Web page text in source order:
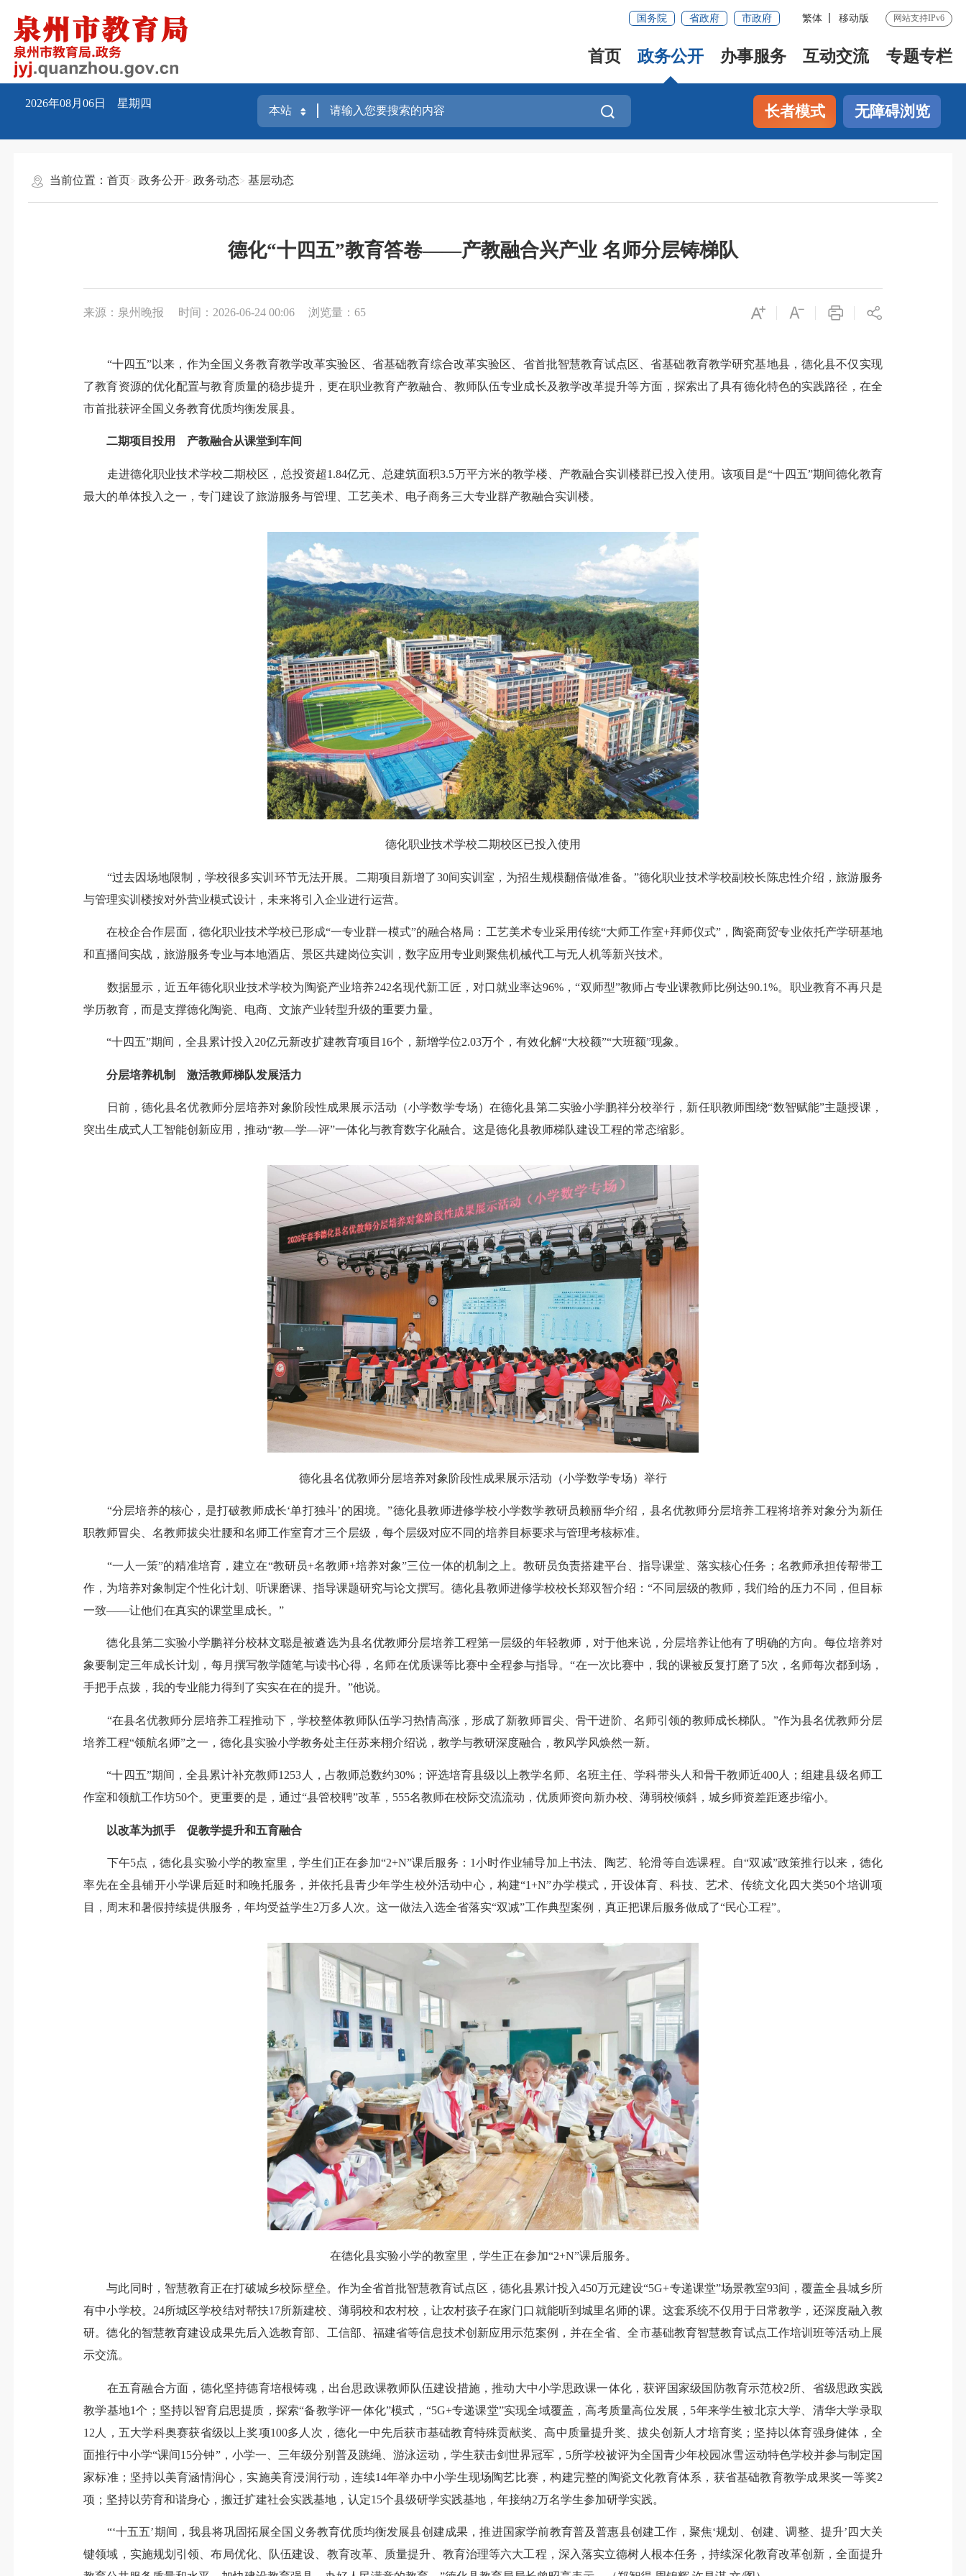
国务院 省政府 市政府 繁体 移动版 网站支持IPv6
首页 政务公开 办事服务 互动交流 专题专栏
2026年08月06日 星期四 长者模式 无障碍浏览
当前位置：首页 政务公开 政务动态 基层动态
德化“十四五”教育答卷——产教融合兴产业 名师分层铸梯队
来源：泉州晚报 时间：2026-06-24 00:06 浏览量： 65
“十四五”以来，作为全国义务教育教学改革实验区、省基础教育综合改革实验区、省首批智慧教育试点区、省基础教育教学研究基地县，德化县不仅实现
了教育资源的优化配置与教育质量的稳步提升，更在职业教育产教融合、教师队伍专业成长及教学改革提升等方面，探索出了具有德化特色的实践路径，在全
市首批获评全国义务教育优质均衡发展县。
二期项目投用 产教融合从课堂到车间
走进德化职业技术学校二期校区，总投资超1.84亿元、总建筑面积3.5万平方米的教学楼、产教融合实训楼群已投入使用。该项目是“十四五”期间德化教育
最大的单体投入之一，专门建设了旅游服务与管理、工艺美术、电子商务三大专业群产教融合实训楼。
德化职业技术学校二期校区已投入使用
“过去因场地限制，学校很多实训环节无法开展。二期项目新增了30间实训室，为招生规模翻倍做准备。”德化职业技术学校副校长陈忠性介绍，旅游服务
与管理实训楼按对外营业模式设计，未来将引入企业进行运营。
在校企合作层面，德化职业技术学校已形成“一专业群一模式”的融合格局：工艺美术专业采用传统“大师工作室+拜师仪式”，陶瓷商贸专业依托产学研基地
和直播间实战，旅游服务专业与本地酒店、景区共建岗位实训，数字应用专业则聚焦机械代工与无人机等新兴技术。
数据显示，近五年德化职业技术学校为陶瓷产业培养242名现代新工匠，对口就业率达96%，“双师型”教师占专业课教师比例达90.1%。职业教育不再只是
学历教育，而是支撑德化陶瓷、电商、文旅产业转型升级的重要力量。
“十四五”期间，全县累计投入20亿元新改扩建教育项目16个，新增学位2.03万个，有效化解“大校额”“大班额”现象。
分层培养机制 激活教师梯队发展活力
日前，德化县名优教师分层培养对象阶段性成果展示活动（小学数学专场）在德化县第二实验小学鹏祥分校举行，新任职教师围绕“数智赋能”主题授课，
突出生成式人工智能创新应用，推动“教—学—评”一体化与教育数字化融合。这是德化县教师梯队建设工程的常态缩影。
德化县名优教师分层培养对象阶段性成果展示活动（小学数学专场）举行
“分层培养的核心，是打破教师成长‘单打独斗’的困境。”德化县教师进修学校小学数学教研员赖丽华介绍，县名优教师分层培养工程将培养对象分为新任
职教师冒尖、名教师拔尖壮腰和名师工作室育才三个层级，每个层级对应不同的培养目标要求与管理考核标准。
“一人一策”的精准培育，建立在“教研员+名教师+培养对象”三位一体的机制之上。教研员负责搭建平台、指导课堂、落实核心任务；名教师承担传帮带工
作，为培养对象制定个性化计划、听课磨课、指导课题研究与论文撰写。德化县教师进修学校校长郑双智介绍：“不同层级的教师，我们给的压力不同，但目标
一致——让他们在真实的课堂里成长。”
德化县第二实验小学鹏祥分校林文聪是被遴选为县名优教师分层培养工程第一层级的年轻教师，对于他来说，分层培养让他有了明确的方向。每位培养对
象要制定三年成长计划，每月撰写教学随笔与读书心得，名师在优质课等比赛中全程参与指导。“在一次比赛中，我的课被反复打磨了5次，名师每次都到场，
手把手点拨，我的专业能力得到了实实在在的提升。”他说。
“在县名优教师分层培养工程推动下，学校整体教师队伍学习热情高涨，形成了新教师冒尖、骨干进阶、名师引领的教师成长梯队。”作为县名优教师分层
培养工程“领航名师”之一，德化县实验小学教务处主任苏来栩介绍说，教学与教研深度融合，教风学风焕然一新。
“十四五”期间，全县累计补充教师1253人，占教师总数约30%；评选培育县级以上教学名师、名班主任、学科带头人和骨干教师近400人；组建县级名师工
作室和领航工作坊50个。更重要的是，通过“县管校聘”改革，555名教师在校际交流流动，优质师资向新办校、薄弱校倾斜，城乡师资差距逐步缩小。
以改革为抓手 促教学提升和五育融合
下午5点，德化县实验小学的教室里，学生们正在参加“2+N”课后服务：1小时作业辅导加上书法、陶艺、轮滑等自选课程。自“双减”政策推行以来，德化
率先在全县铺开小学课后延时和晚托服务，并依托县青少年学生校外活动中心，构建“1+N”办学模式，开设体育、科技、艺术、传统文化四大类50个培训项
目，周末和暑假持续提供服务，年均受益学生2万多人次。这一做法入选全省落实“双减”工作典型案例，真正把课后服务做成了“民心工程”。
在德化县实验小学的教室里，学生正在参加“2+N”课后服务。
与此同时，智慧教育正在打破城乡校际壁垒。作为全省首批智慧教育试点区，德化县累计投入450万元建设“5G+专递课堂”场景教室93间，覆盖全县城乡所
有中小学校。24所城区学校结对帮扶17所新建校、薄弱校和农村校，让农村孩子在家门口就能听到城里名师的课。这套系统不仅用于日常教学，还深度融入教
研。德化的智慧教育建设成果先后入选教育部、工信部、福建省等信息技术创新应用示范案例，并在全省、全市基础教育智慧教育试点工作培训班等活动上展
示交流。
在五育融合方面，德化坚持德育培根铸魂，出台思政课教师队伍建设措施，推动大中小学思政课一体化，获评国家级国防教育示范校2所、省级思政实践
教学基地1个；坚持以智育启思提质，探索“备教学评一体化”模式，“5G+专递课堂”实现全域覆盖，高考质量高位发展，5年来学生被北京大学、清华大学录取
12人，五大学科奥赛获省级以上奖项100多人次，德化一中先后获市基础教育特殊贡献奖、高中质量提升奖、拔尖创新人才培育奖；坚持以体育强身健体，全
面推行中小学“课间15分钟”，小学一、三年级分别普及跳绳、游泳运动，学生获击剑世界冠军，5所学校被评为全国青少年校园冰雪运动特色学校并参与制定国
家标准；坚持以美育涵情润心，实施美育浸润行动，连续14年举办中小学生现场陶艺比赛，构建完整的陶瓷文化教育体系，获省基础教育教学成果奖一等奖2
项；坚持以劳育和谐身心，搬迁扩建社会实践基地，认定15个县级研学实践基地，年接纳2万名学生参加研学实践。
“‘十五五’期间，我县将巩固拓展全国义务教育优质均衡发展县创建成果，推进国家学前教育普及普惠县创建工作，聚焦‘规划、创建、调整、提升’四大关
键领域，实施规划引领、布局优化、队伍建设、教育改革、质量提升、教育治理等六大工程，深入落实立德树人根本任务，持续深化教育改革创新，全面提升